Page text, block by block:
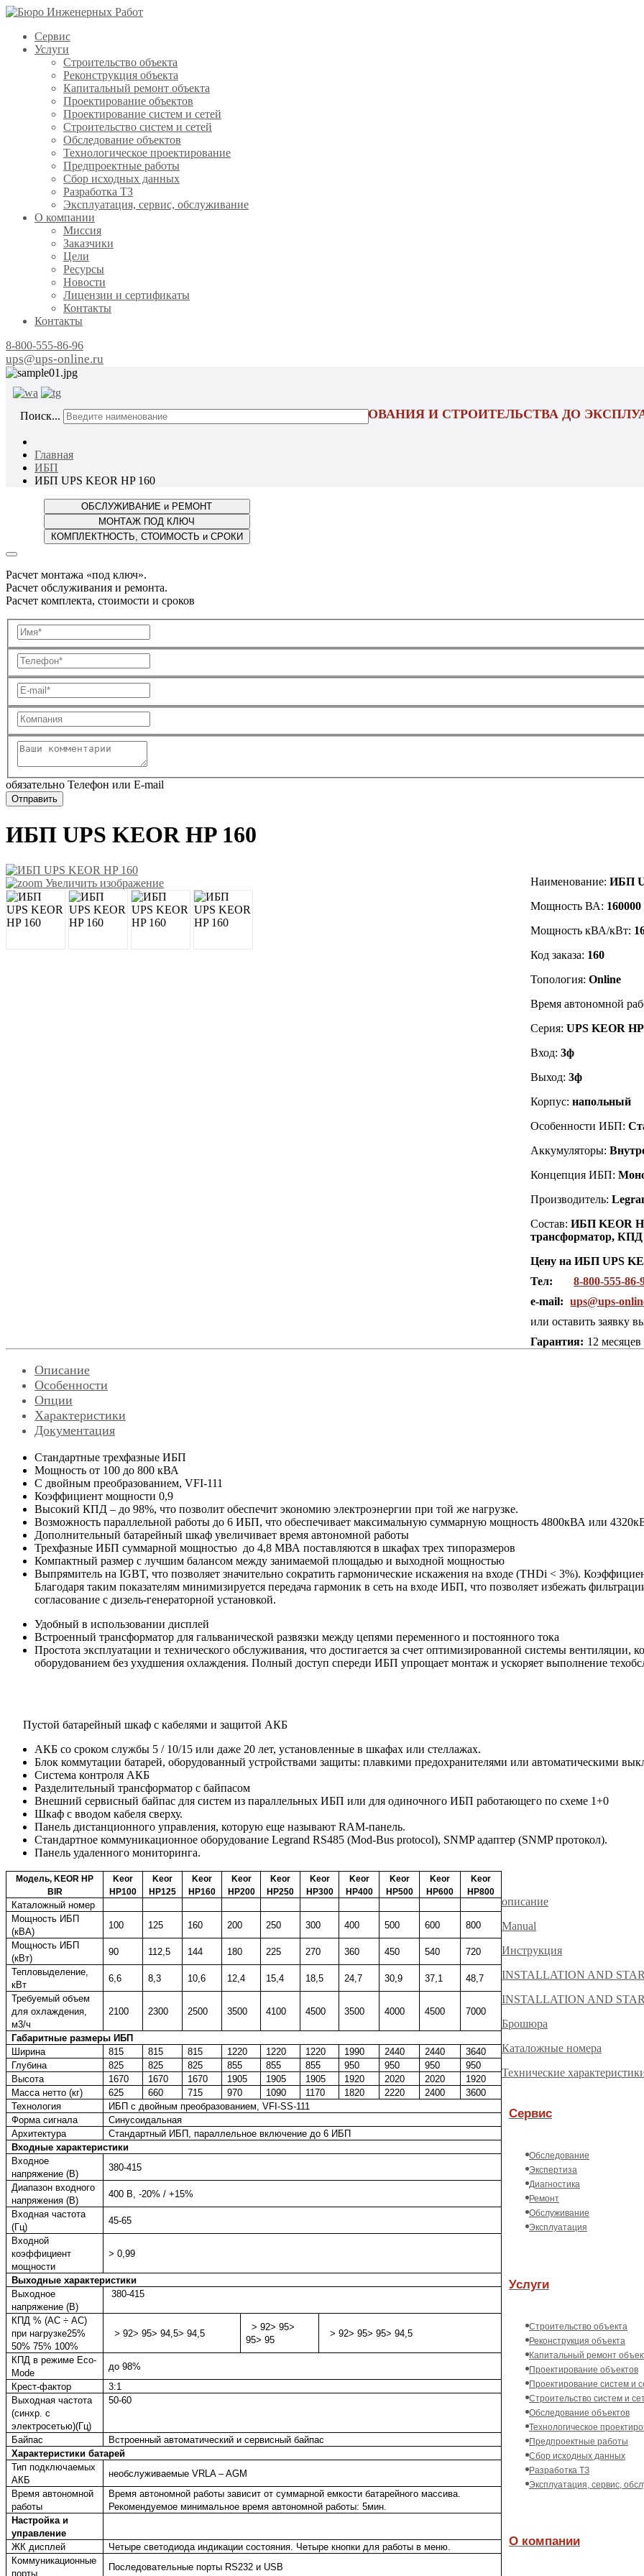
Сервис
Услуги
Строительство объекта
Реконструкция объекта
Капитальный ремонт объекта
Проектирование объектов
Проектирование систем и сетей
Строительство систем и сетей
Обследование объектов
Технологическое проектирование
Предпроектные работы
Сбор исходных данных
Разработка ТЗ
Эксплуатация, сервис, обслуживание
О компании
Миссия
Заказчики
Цели
Ресурсы
Новости
Лицензии и сертификаты
Контакты
Контакты
8-800-555-86-96
ups@ups-online.ru
ОТ ПРОЕКТИРОВАНИЯ И СТРОИТЕЛЬСТВА ДО
Поиск...
Главная
ИБП
ИБП UPS KEOR HP 160
Расчет монтажа «под ключ».
Расчет обслуживания и ремонта.
Расчет комплекта, стоимости и сроков
обязательно Телефон или E-mail
ИБП UPS KEOR HP 160
Увеличить изображение Наименование:ИБП
Мощность ВА: 160000
Мощность кВА/кВт:
Код заказа: 160
Топология:Online
Время автономной
Серия:UPS KEOR HP
Вход:3ф
Выход:3ф
Корпус: напольный
Особенности ИБП:
Аккумуляторы:
Концепция ИБП:
Производитель:
Состав:ИБП KEOR
трансформатор, КПД
Цену на ИБП UPS
Тел:
8-800-555-86-
e-mail:
ups@ups-
или оставить заявку
Гарантия: 12 месяцев
Описание
Особенности
Опции
Характеристики
Документация
Стандартные трехфазные ИБП
Мощность от 100 до 800 кВА
С двойным преобразованием, VFI-111
Коэффициент мощности 0,9
Высокий КПД – до 98%, что позволит обеспечит экономию электроэнергии при той же нагрузке.
Возможность параллельной работы до 6 ИБП, что обеспечивает максимальную суммарную мощность 4800кВА или
Дополнительный батарейный шкаф увеличивает время автономной работы
Трехфазные ИБП суммарной мощностью до 4,8 МВА поставляются в шкафах трех типоразмеров
Компактный размер с лучшим балансом между занимаемой площадью и выходной мощностью
Выпрямитель на IGBT, что позволяет значительно сократить гармонические искажения на входе (THDi < 3%).
Благодаря таким показателям минимизируется передача гармоник в сеть на входе ИБП, что позволяет избежать
согласование с дизель-генераторной установкой.
Удобный в использовании дисплей
Встроенный трансформатор для гальванической развязки между цепями переменного и постоянного тока
Простота эксплуатации и технического обслуживания, что достигается за счет оптимизированной системы вентиляции,
оборудованием без ухудшения охлаждения. Полный доступ спереди ИБП упрощает монтаж и ускоряет выполнение
Пустой батарейный шкаф с кабелями и защитой АКБ
АКБ со сроком службы 5 / 10/15 или даже 20 лет, установленные в шкафах или стеллажах.
Блок коммутации батарей, оборудованный устройствами защиты: плавкими предохранителями или автоматическими
Система контроля АКБ
Разделительный трансформатор с байпасом
Внешний сервисный байпас для систем из параллельных ИБП или для одиночного ИБП работающего по схеме 1+0
Шкаф с вводом кабеля сверху.
Панель дистанционного управления, которую еще называют RAM-панель.
Стандартное коммуникационное оборудование Legrand RS485 (Mod-Bus protocol), SNMP адаптер (SNMP протокол).
Панель удаленного мониторинга.
Модель, KEOR HP
BIR
Keor
HP100
Keor
HP125
Keor
HP160
Keor
HP200
Keor
HP250
Keor
HP300
Keor
HP400
Keor
HP500
Keor
HP600
Keor
HP800
Каталожный номер
Мощность ИБП
(кВА)
100 125 160 200 250 300 400 500 600
800
Мощность ИБП
(кВт)
90 112,5 144 180 225 270 360 450 540
720
Тепловыделение,
кВт
6,6 8,3 10,6 12,4 15,4 18,5 24,7 30,9 37,1
48,7
Требуемый объем
для охлаждения,
м3/ч
2100 2300 2500 3500 4100 4500 3500 4000 4500 7000
Габаритные размеры ИБП
Ширина
815 815 815 1220 1220 1220 1990 2440 2440
3640
Глубина
825 825 825 855 855 855 950 950 950
950
Высота
1670 1670 1670 1905 1905 1905 1920 2020 2020
1920
Масса нетто (кг)
625 660 715 970 1090 1170 1820 2220 2400
3600
Технология
ИБП с двойным преобразованием, VFI-SS-111
Форма сигнала
Синусоидальная
Архитектура
Стандартный ИБП, параллельное включение до 6 ИБП
Входные характеристики
Входное
напряжение (В)
380-415
Диапазон входного
напряжения (В)
400 В, -20% / +15%
Входная частота
(Гц)
45-65
Входной
коэффициент
мощности
> 0,99
Выходные характеристики
Выходное
напряжение (В)
380-415
КПД % (AC ÷AC)
при нагрузке25%
50%75% 100%
> 92> 95> 94,5> 94,5
> 92> 95>
95> 95
> 92> 95> 95> 94,5
КПД в режиме Eco-
Mode
до 98%
Крест-фактор
3:1
Выходная частота
(синхр. с
электросетью)(Гц)
50-60
Байпас
Встроенный автоматический и сервисный байпас
Характеристики батарей
Тип подключаемых
АКБ
необслуживаемые VRLA – AGM
Время автономной
работы
Время автономной работы зависит от суммарной емкости батарейного массива.
Рекомендуемое минимальное время автономной работы: 5мин.
Настройка и
управление
ЖК дисплей
Четыре светодиода индикации состояния. Четыре кнопки для работы в меню.
Коммуникационные
порты
Последовательные порты RS232 и USB
описание
Manual
Инструкция
INSTALLATION AND
INSTALLATION AND
Брошюра
Каталожные номера
Технические
Сервис
Обследование
Экспертиза
Диагностика
Ремонт
Обслуживание
Эксплуатация
Услуги
Строительство объекта
Реконструкция объекта
Капитальный ремонт
Проектирование объектов
Проектирование систем и
Строительство систем и
Обследование объектов
Технологическое
Предпроектные работы
Сбор исходных данных
Разработка ТЗ
Эксплуатация, сервис,
О компании